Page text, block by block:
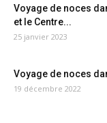
Voyage de noces
et le Centre...
25 janvier 2023
Voyage de noces
19 décembre 2022